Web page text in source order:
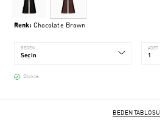
Renk: Chocolate Brown
BEDEN ADET
Stokta
BEDEN TABLOSU